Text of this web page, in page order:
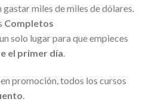
miles de miles de dólares.
Completos
solo lugar para que empieces
el primer día.
promoción, todos los cursos
.